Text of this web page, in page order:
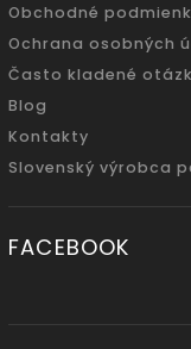
Obchodné
Ochrana osobných
Často kladené
Blog
Kontakty
Slovenský výrobca
FACEBOOK